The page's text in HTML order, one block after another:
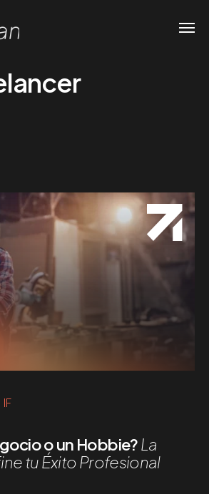
IF
o un Hobbie?La
tu Éxito Profesional